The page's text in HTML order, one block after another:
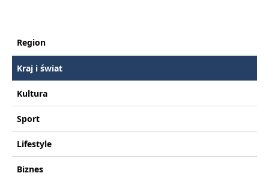
Region
Kraj i świat
Kultura
Sport
Lifestyle
Biznes